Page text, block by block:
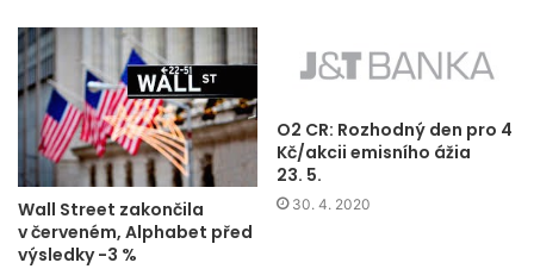
Wall Street zakončila
v červeném, Alphabet před
výsledky -3 %
O2 CR: Rozhodný den pro 4
Kč/akcii emisního ážia
23. 5.
30. 4. 2020